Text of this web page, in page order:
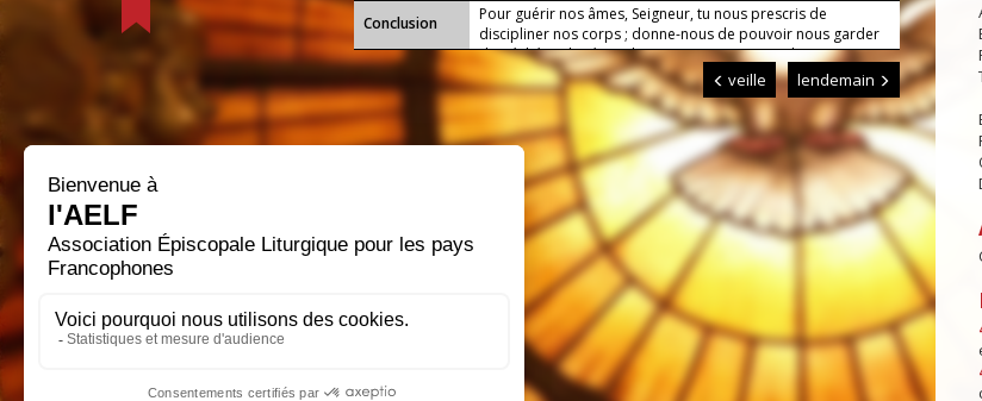
Conclusion
Pour guérir nos âmes, Seigneur, tu nous prescris de
discipliner nos corps ; donne-nous de pouvoir nous garder
du péché et de répondre ainsi aux exigences de ton amour.
veille lendemain